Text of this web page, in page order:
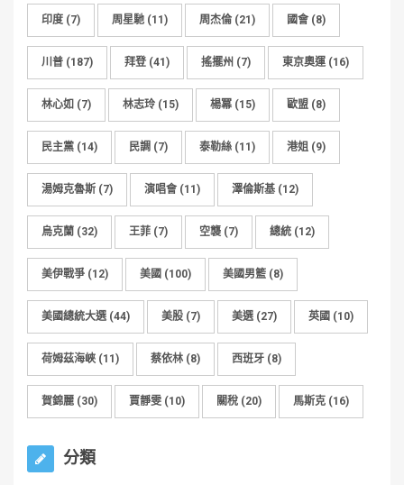
印度 (7) 周星馳 (11) 周杰倫 (21) 國會 (8)
川普 (187) 拜登 (41) 搖擺州 (7) 東京奧運(16)
林心如 (7) 林志玲 (15) 楊冪 (15) 歐盟 (8)
民主黨 (14) 民調 (7) 泰勒絲 (11) 港姐 (9)
湯姆克魯斯 (7) 演唱會 (11) 澤倫斯基 (12)
烏克蘭 (32) 王菲 (7) 空襲 (7) 總統 (12)
美伊戰爭 (12) 美國 (100) 美國男籃 (8)
美國總統大選(44) 美股 (7) 美選(27) 英國 (10)
荷姆茲海峽 (11) 蔡依林 (8) 西班牙 (8)
賀錦麗 (30) 賈靜雯 (10) 關稅 (20) 馬斯克 (16)
分類